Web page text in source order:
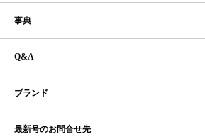
事典
Q&A
ブランド
最新号のお問合せ先